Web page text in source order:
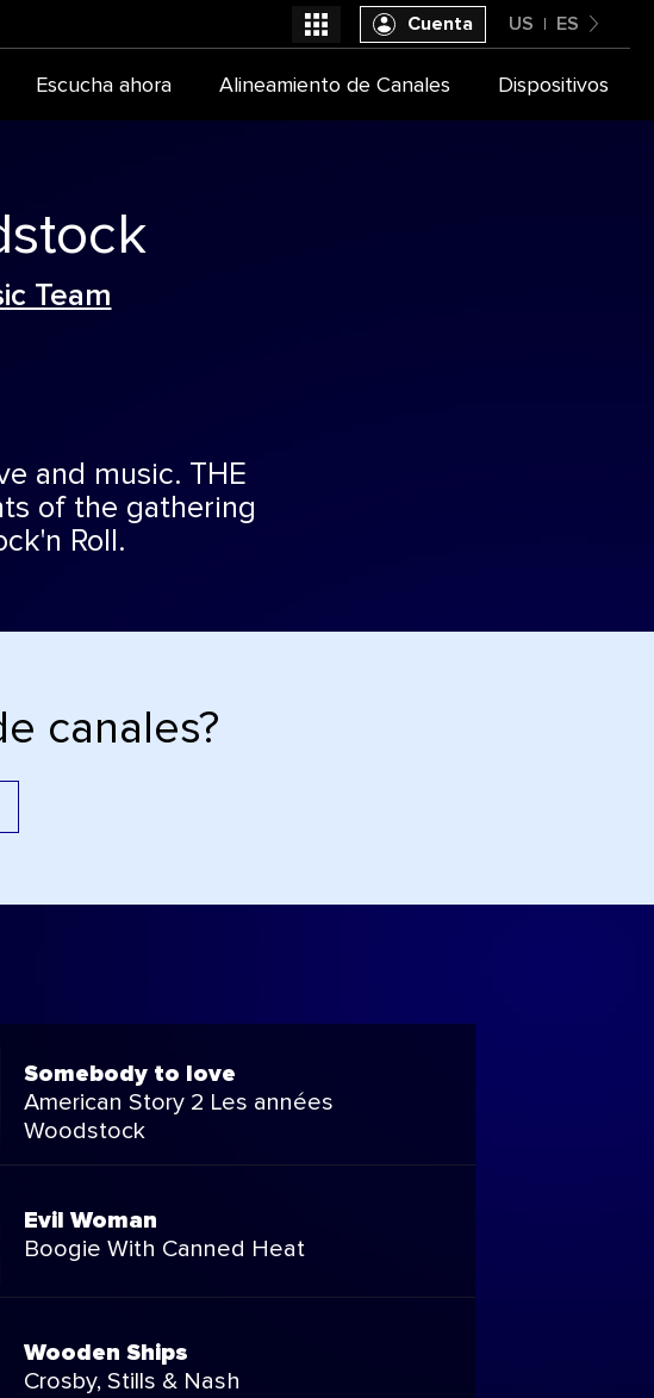
Team
and music. THE
of the gathering
Roll.
canales?
Somebody to love
American Story 2 Les années
Woodstock
Evil Woman
Boogie With Canned Heat
Wooden Ships
Crosby, Stills & Nash
United States
US ES
Cuenta
Escucha ahora Alineamiento de Canales Dispositivos